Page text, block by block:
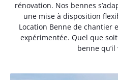
rénovation. Nos bennes
une mise à disposition
Location Benne de chantier
expérimentée. Quel que
benne